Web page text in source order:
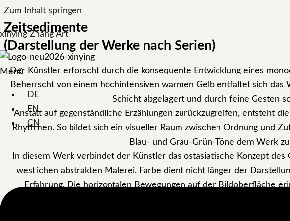
Zum Inhalt springen
xinying Zhang Art
Menü
DE
EN
CN
Zeitsedimente
(Darstellung der Werke nach Serien)
Der Künstler erforscht durch die konsequente Entwicklung eines
Beherrscht von einem hochintensiven warmen Gelb entfaltet sich
Schicht abgelagert und durch feine Gesten
Anstatt auf gegenständliche Erzählungen zurückzugreifen, entsteht
Rhythmen. So bildet sich ein visueller Raum zwischen Ordnung und
Blau- und Grau-Grün-Töne dem Werk
In diesem Werk verbindet der Künstler das ostasiatische Konzept
westlichen abstrakten Malerei. Farbe dient nicht länger der
Erfahrung. Die horizontalen Bewegungen auf der Bildoberfläche